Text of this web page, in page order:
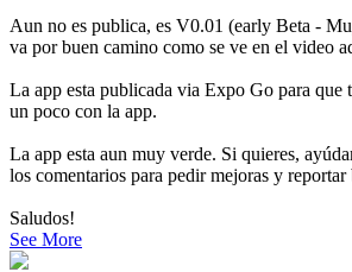
Aun no es publica, es V0.01 (early Beta -
va por buen camino como se ve en el video
La app esta publicada via Expo Go para que
un poco con la app.
La app esta aun muy verde. Si quieres,
los comentarios para pedir mejoras y reportar
Saludos!
See More